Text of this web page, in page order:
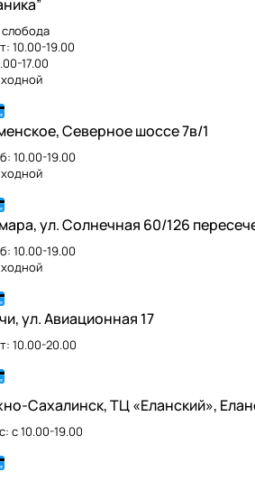
10.00-19.00
17.00
Северное шоссе 7в/1
10.00-19.00
ул. Солнечная 60/126
10.00-19.00
ул. Авиационная 17
10.00-20.00
Сахалинск, ТЦ «Еланский»,
с 10.00-19.00